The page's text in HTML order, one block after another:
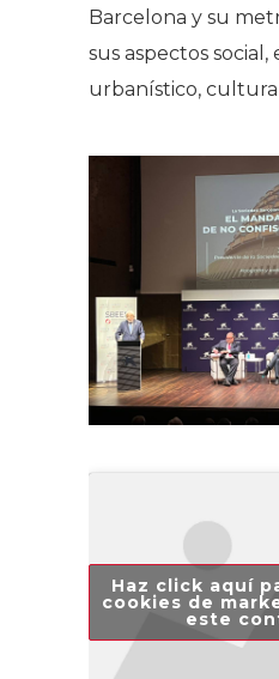
Barcelona y su
sus aspectos social,
urbanístico,
Haz click aquí
cookies de
este